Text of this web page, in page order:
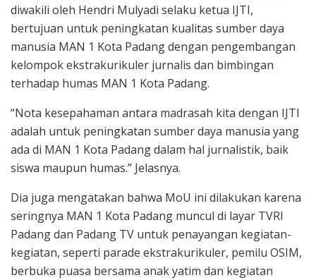
diwakili oleh Hendri Mulyadi selaku ketua IJTI,
bertujuan untuk peningkatan kualitas sumber daya
manusia MAN 1 Kota Padang dengan pengembangan
kelompok ekstrakurikuler jurnalis dan bimbingan
terhadap humas MAN 1 Kota Padang.
“Nota kesepahaman antara madrasah kita dengan IJTI
adalah untuk peningkatan sumber daya manusia yang
ada di MAN 1 Kota Padang dalam hal jurnalistik, baik
siswa maupun humas.” Jelasnya.
Dia juga mengatakan bahwa MoU ini dilakukan karena
seringnya MAN 1 Kota Padang muncul di layar TVRI
Padang dan Padang TV untuk penayangan kegiatan-
kegiatan, seperti parade ekstrakurikuler, pemilu OSIM,
berbuka puasa bersama anak yatim dan kegiatan